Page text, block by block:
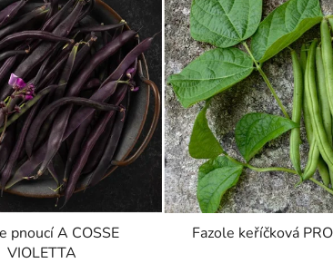
pnoucí A COSSE
VIOLETTA
Fazole keříčková